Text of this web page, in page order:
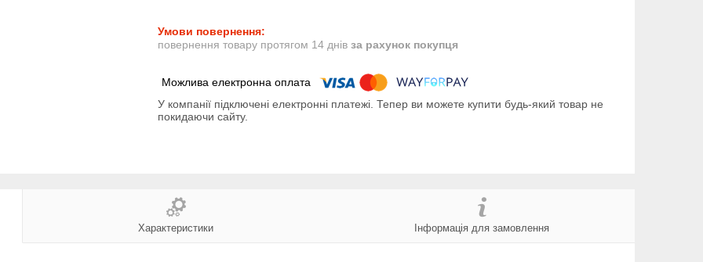
повернення товару протягом 14 днів за рахунок покупця
У компанії підключені електронні платежі. Тепер ви можете купити будь-який товар не
покидаючи сайту.
Характеристики Інформація для замовлення